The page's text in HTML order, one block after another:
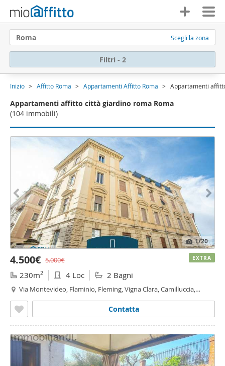
Roma Scegli la zona
Filtri - 2
Inizio Affitto Roma Appartamenti Affitto Roma Appartamenti
Appartamenti affitto città giardino roma Roma
(104 immobili)
1/20
4.500€ 5.000€
230m2 4 Loc 2 Bagni
Via Montevideo, Flaminio, Fleming, Vigna Clara, Camilluccia,
Contatta
EXTRA